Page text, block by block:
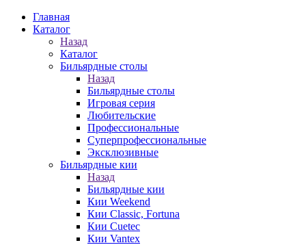
Главная
Каталог
Назад
Каталог
Бильярдные столы
Назад
Бильярдные столы
Игровая серия
Любительские
Профессиональные
Суперпрофессиональные
Эксклюзивные
Бильярдные кии
Назад
Бильярдные кии
Кии Weekend
Кии Classic, Fortuna
Кии Cuetec
Кии Vantex